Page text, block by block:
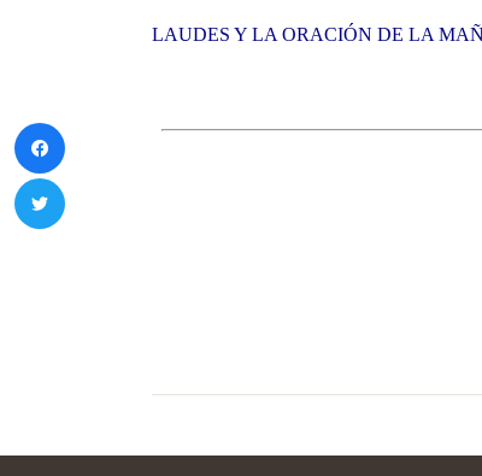
LAUDES Y LA ORACIÓN DE LA